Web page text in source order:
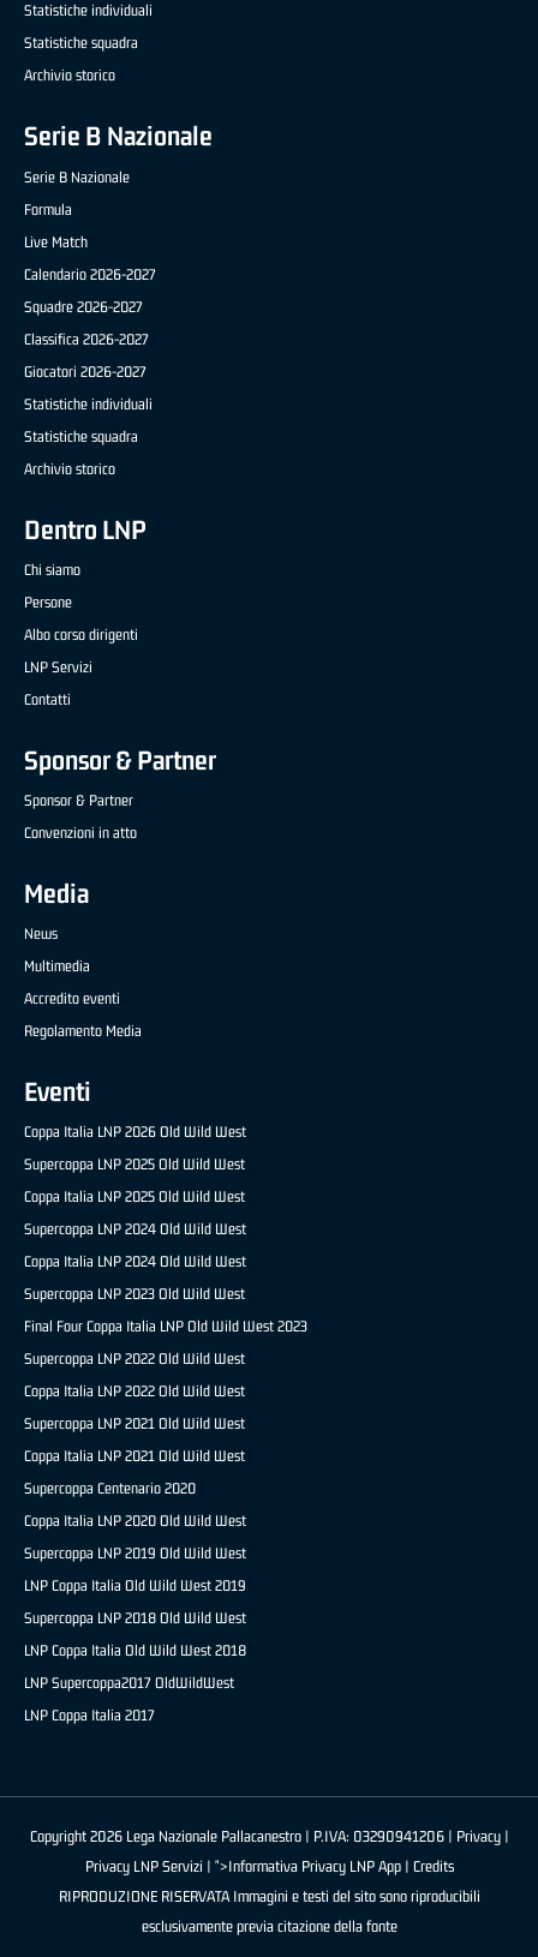
Statistiche individuali
Statistiche squadra
Archivio storico
Serie B Nazionale
Serie B Nazionale
Formula
Live Match
Calendario 2026-2027
Squadre 2026-2027
Classifica 2026-2027
Giocatori 2026-2027
Statistiche individuali
Statistiche squadra
Archivio storico
Dentro LNP
Chi siamo
Persone
Albo corso dirigenti
LNP Servizi
Contatti
Sponsor & Partner
Sponsor & Partner
Convenzioni in atto
Media
News
Multimedia
Accredito eventi
Regolamento Media
Eventi
Coppa Italia LNP 2026 Old Wild West
Supercoppa LNP 2025 Old Wild West
Coppa Italia LNP 2025 Old Wild West
Supercoppa LNP 2024 Old Wild West
Coppa Italia LNP 2024 Old Wild West
Supercoppa LNP 2023 Old Wild West
Final Four Coppa Italia LNP Old Wild West 2023
Supercoppa LNP 2022 Old Wild West
Coppa Italia LNP 2022 Old Wild West
Supercoppa LNP 2021 Old Wild West
Coppa Italia LNP 2021 Old Wild West
Supercoppa Centenario 2020
Coppa Italia LNP 2020 Old Wild West
Supercoppa LNP 2019 Old Wild West
LNP Coppa Italia Old Wild West 2019
Supercoppa LNP 2018 Old Wild West
LNP Coppa Italia Old Wild West 2018
LNP Supercoppa2017 OldWildWest
LNP Coppa Italia 2017
Copyright 2026 Lega Nazionale Pallacanestro | P.IVA: 03290941206 | Privacy|
Privacy LNP Servizi | ">Informativa Privacy LNP App | Credits
RIPRODUZIONE RISERVATA Immagini e testi del sito sono riproducibili
esclusivamente previa citazione della fonte